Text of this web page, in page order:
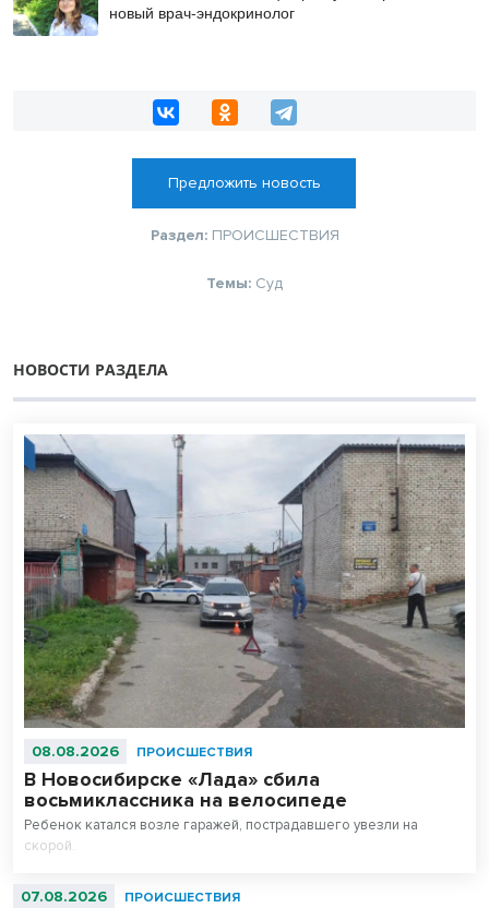
новый врач-эндокринолог
Предложить новость
Раздел: ПРОИСШЕСТВИЯ
Темы: Суд
НОВОСТИ РАЗДЕЛА
08.08.2026 ПРОИСШЕСТВИЯ
В Новосибирске «Лада» сбила
восьмиклассника на велосипеде
Ребенок катался возле гаражей, пострадавшего увезли на
скорой.
07.08.2026 ПРОИСШЕСТВИЯ